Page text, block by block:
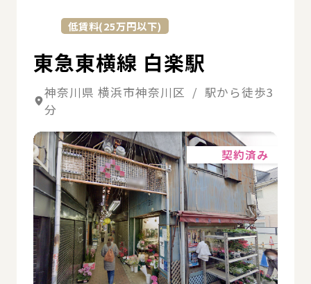
低賃料(25万円以下)
東急東横線 白楽駅
神奈川県 横浜市神奈川区 / 駅から徒歩3
分
契約済み